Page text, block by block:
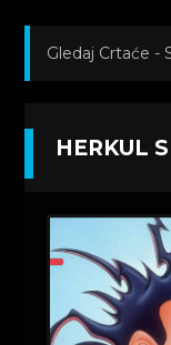
Gledaj Crtaće -
Epizoda 11
HERKUL